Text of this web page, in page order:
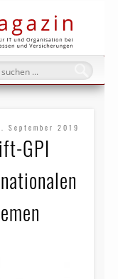
September 2019
GPI